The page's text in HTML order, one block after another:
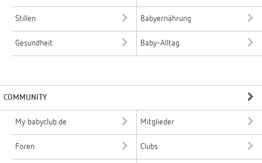
Stillen Babyernährung
Gesundheit Baby-Alltag
COMMUNITY
My babyclub.de Mitglieder
Foren Clubs